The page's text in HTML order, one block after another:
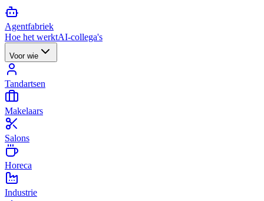
Agentfabriek
Hoe het werktAI-collega's
Voor wie
Tandartsen
Makelaars
Salons
Horeca
Industrie